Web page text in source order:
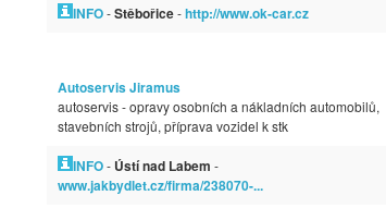
INFO-Stěbořice-http://www.ok-car.cz
Autoservis Jiramus
autoservis - opravy osobních a nákladních automobilů,
stavebních strojů, příprava vozidel k stk
INFO- Ústí nad Labem -
www.jakbydlet.cz/firma/238070-...